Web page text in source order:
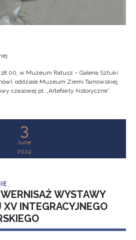
w Muzeum Ratusz – Galeria Sztuki
oddziale Muzeum Ziemi Tarnowskiej,
czasowej pt. „Artefakty historyczne”.
3
June
2024
WYSTAWY
XV INTEGRACYJNEGO